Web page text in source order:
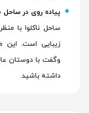
پیاده روی در ساحل
ساحل ناکلوا با
زیبایی است. این
وگفت با دوستان
داشته باشید.